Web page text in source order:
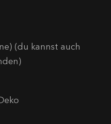
(du kannst auch